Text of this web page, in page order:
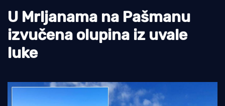
Ekologija
Tradicija i kultura
U Mrljanama na Pašmanu
izvučena olupina iz uvale
luke